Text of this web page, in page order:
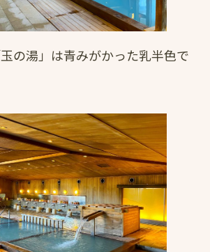
の湯」は青みがかった乳半色で